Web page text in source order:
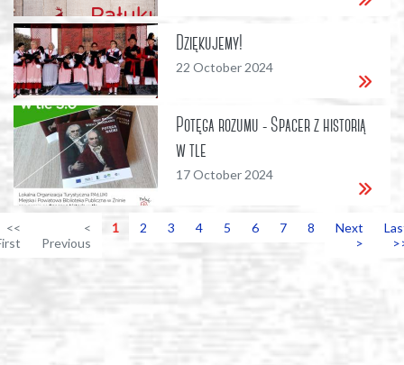
Dziękujemy!
22 October 2024
Potęga rozumu - Spacer z historią
w tle
17 October 2024
<<
<
Previous
1 2 3 4 5 6 7 8
Next
>